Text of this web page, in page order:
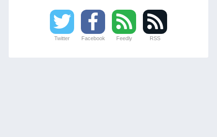
Twitter Facebook Feedly RSS